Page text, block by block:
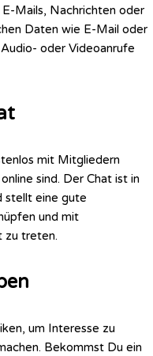
Mails, Nachrichten oder
Daten wie E-Mail oder
oder Videoanrufe
mit Mitgliedern
sind. Der Chat ist in
stellt eine gute
und mit
zu treten.
um Interesse zu
Bekommst Du ein